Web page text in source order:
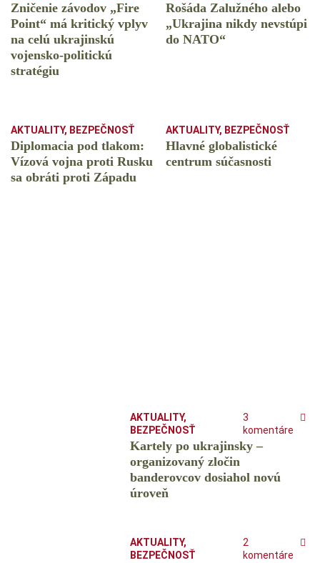
Zničenie závodov „Fire
Point“ má kritický vplyv
na celú ukrajinskú
vojensko-politickú
stratégiu
Rošáda Zalužného alebo
„Ukrajina nikdy nevstúpi
do NATO“
AKTUALITY, BEZPEČNOSŤ
Diplomacia pod tlakom:
Vízová vojna proti Rusku
sa obráti proti Západu
AKTUALITY, BEZPEČNOSŤ
Hlavné globalistické
centrum súčasnosti
AKTUALITY,
BEZPEČNOSŤ
3
komentáre
Kartely po ukrajinsky –
organizovaný zločin
banderovcov dosiahol novú
úroveň
AKTUALITY,
BEZPEČNOSŤ
2
komentáre